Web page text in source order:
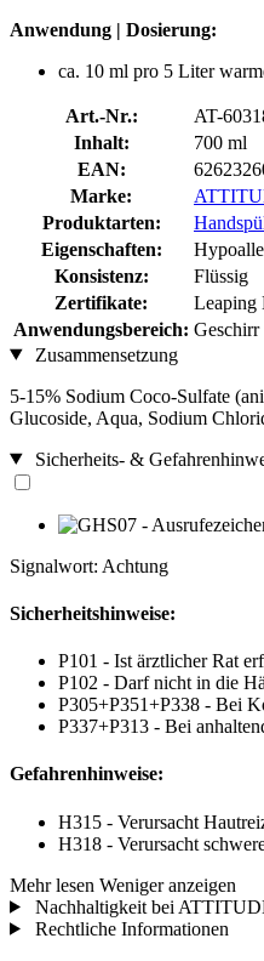
Anwendung | Dosierung:
ca. 10 ml pro 5 Liter
Art.-Nr.:
AT-
Inhalt:
700 ml
EAN:
Marke:
Produktarten:
Eigenschaften:
Konsistenz:
Flüssig
Zertifikate:
Leaping
Anwendungsbereich: Geschirr
Zusammensetzung
5-15% Sodium Coco-Sulfate
Glucoside, Aqua, Sodium
Sicherheits- &
Signalwort: Achtung
Sicherheitshinweise:
P101 - Ist ärztlicher Rat
P102 - Darf nicht in die
P305+P351+P338 - Bei
P337+P313 - Bei
Gefahrenhinweise:
H315 - Verursacht
H318 - Verursacht
Mehr lesen Weniger anzeigen
Nachhaltigkeit bei
Rechtliche Informationen